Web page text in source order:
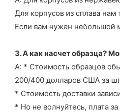
Для корпусов из сплава
Если вам нужен небольшой
3. А как насчет образца?
А: * Стоимость образцов
200/400 долларов США за
* Стоимость доставки
* Но не волнуйтесь, плата